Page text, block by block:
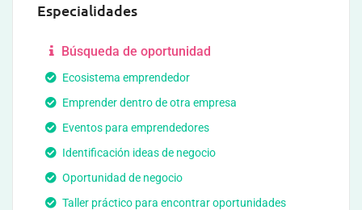
Especialidades
Búsqueda de oportunidad
Ecosistema emprendedor
Emprender dentro de otra empresa
Eventos para emprendedores
Identificación ideas de negocio
Oportunidad de negocio
Taller práctico para encontrar oportunidades